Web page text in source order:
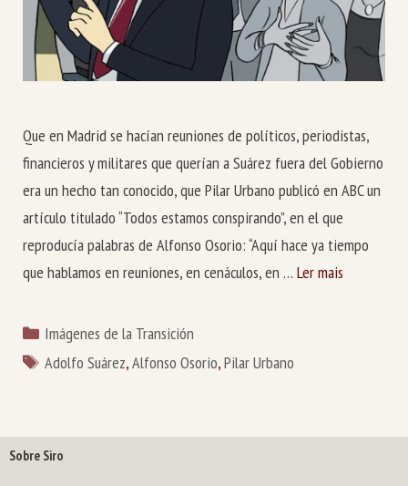
Que en Madrid se hacían reuniones de políticos, periodistas,
financieros y militares que querían a Suárez fuera del Gobierno
era un hecho tan conocido, que Pilar Urbano publicó en ABC un
artículo titulado “Todos estamos conspirando”, en el que
reproducía palabras de Alfonso Osorio: “Aquí hace ya tiempo
que hablamos en reuniones, en cenáculos, en … Ler mais
Categorías
Imágenes de la Transición
Etiquetas
Adolfo Suárez,Alfonso Osorio,Pilar Urbano
Sobre Siro